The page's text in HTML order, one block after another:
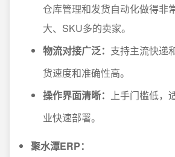
仓库管理和发货自动化做得非
大、SKU多的卖家。
物流对接广泛： 支持主流快递
货速度和准确性高。
操作界面清晰： 上手门槛低，
业快速部署。
聚水潭ERP：